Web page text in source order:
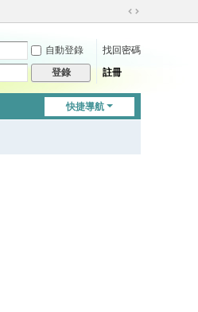
切
到
自動登錄
找回密碼
登錄 註冊
快捷導航